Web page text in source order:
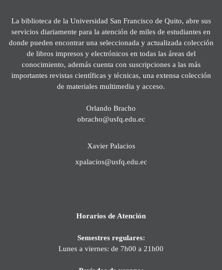
La biblioteca de la Universidad San Francisco de Quito, abre sus
servicios diariamente para la atención de miles de estudiantes en
donde pueden encontrar una seleccionada y actualizada colección
de libros impresos y electrónicos en todas las áreas del
conocimiento, además cuenta con suscripciones a las más
importantes revistas científicas y técnicas, una extensa colección
de materiales multimedia y acceso.
Orlando Bracho
obracho@usfq.edu.ec
Xavier Palacios
xpalacios@usfq.edu.ec
Horarios de Atención
Semestres regulares:
Lunes a viernes: de 7h00 a 21h00